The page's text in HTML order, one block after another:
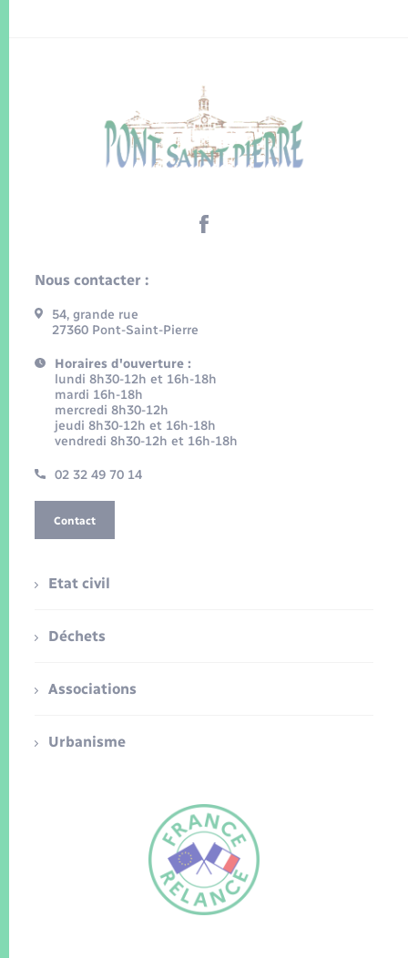
Nous contacter :
54, grande rue
27360 Pont-Saint-Pierre
Horaires d'ouverture :
lundi 8h30-12h et 16h-18h
mardi 16h-18h
mercredi 8h30-12h
jeudi 8h30-12h et 16h-18h
vendredi 8h30-12h et 16h-18h
02 32 49 70 14
Contact
Etat civil
Déchets
Associations
Urbanisme